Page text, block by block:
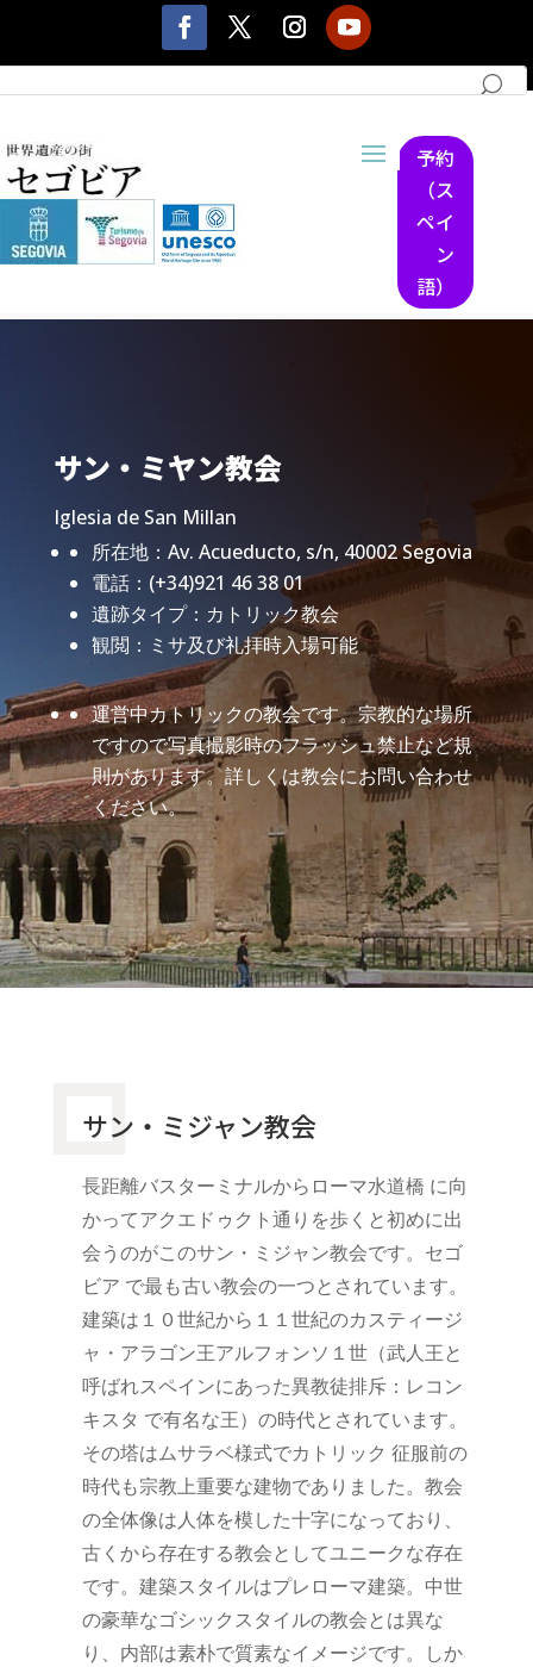
予約
（ス
ペイ
ン
語）
サン・ミヤン教会
Iglesia de San Millan
所在地：Av. Acueducto, s/n, 40002 Segovia
電話：(+34)921 46 38 01
遺跡タイプ：カトリック教会
観閲：ミサ及び礼拝時入場可能
運営中カトリックの教会です。宗教的な場所
ですので写真撮影時のフラッシュ禁止など規
則があります。詳しくは教会にお問い合わせ
ください。
サン・ミジャン教会
長距離バスターミナルからローマ水道橋 に向
かってアクエドゥクト通りを歩くと初めに出
会うのがこのサン・ミジャン教会です。セゴ
ビア で最も古い教会の一つとされています。
建築は１０世紀から１１世紀のカスティージ
ャ・アラゴン王アルフォンソ１世（武人王と
呼ばれスペインにあった異教徒排斥：レコン
キスタ で有名な王）の時代とされています。
その塔はムサラベ様式でカトリック 征服前の
時代も宗教上重要な建物でありました。教会
の全体像は人体を模した十字になっており、
古くから存在する教会としてユニークな存在
です。建築スタイルはプレローマ建築。中世
の豪華なゴシックスタイルの教会とは異な
り、内部は素朴で質素なイメージです。しか